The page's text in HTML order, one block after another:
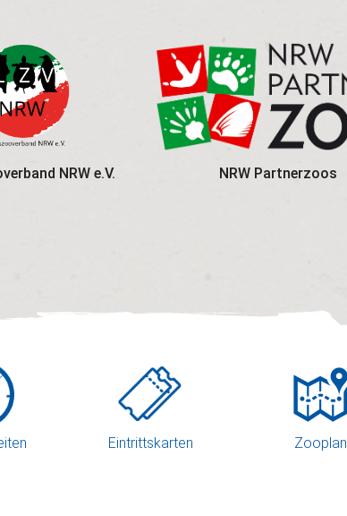
NRW e.V. NRW Partnerzoos
Eintrittskarten Zooplan